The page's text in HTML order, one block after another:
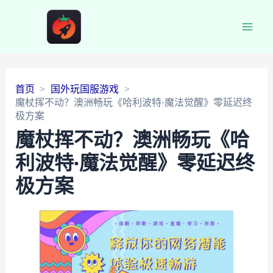
首页
国外玩国服游戏
魔杖挥不动？澳洲畅玩《哈利波特·魔法觉醒》零延迟终
极方案
魔杖挥不动？澳洲畅玩《哈
利波特·魔法觉醒》零延迟终
极方案